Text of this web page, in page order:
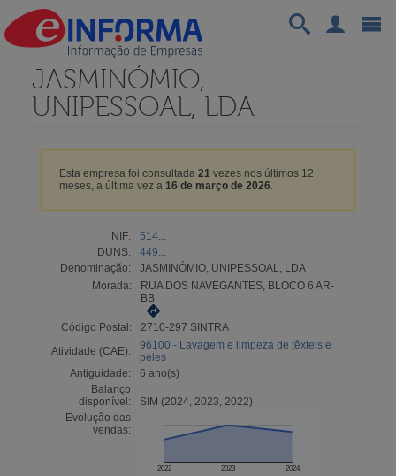
JASMINÓMIO,
UNIPESSOAL, LDA
Esta empresa foi consultada 21vezes nos últimos 12
meses, a última vez a 16 de março de 2026.
NIF:
514...
DUNS:
449...
Denominação:
JASMINÓMIO, UNIPESSOAL, LDA
Morada:
RUA DOS NAVEGANTES, BLOCO 6 AR-
BB
Código Postal:
2710-297 SINTRA
Atividade (CAE):
96100 - Lavagem e limpeza de têxteis e
peles
Antiguidade:
6 ano(s)
Balanço
disponível:
SIM (2024, 2023, 2022)
Evolução das
vendas:
2022 2023 2024